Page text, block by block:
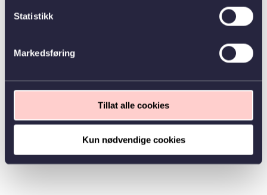
Statistikk
Markedsføring
Tillat alle cookies
Kun nødvendige cookies